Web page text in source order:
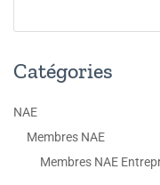
Catégories
NAE
Membres NAE
Membres NAE